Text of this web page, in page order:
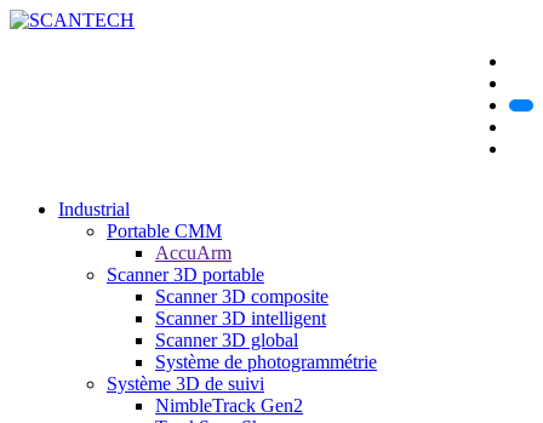
Industrial
Portable CMM
AccuArm
Scanner 3D portable
Scanner 3D composite
Scanner 3D intelligent
Scanner 3D global
Système de photogrammétrie
Système 3D de suivi
NimbleTrack Gen2